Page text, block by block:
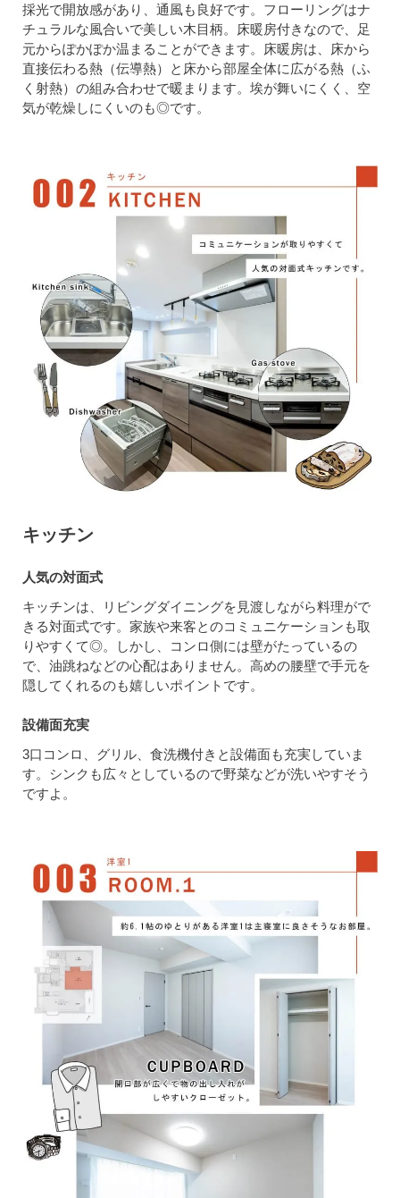
採光で開放感があり、通風も良好です。フローリングはナ
チュラルな風合いで美しい木目柄。床暖房付きなので、足
元からぽかぽか温まることができます。床暖房は、床から
直接伝わる熱（伝導熱）と床から部屋全体に広がる熱（ふ
く射熱）の組み合わせで暖まります。埃が舞いにくく、空
気が乾燥しにくいのも◎です。
キッチン
人気の対面式
キッチンは、リビングダイニングを見渡しながら料理がで
きる対面式です。家族や来客とのコミュニケーションも取
りやすくて◎。しかし、コンロ側には壁がたっているの
で、油跳ねなどの心配はありません。高めの腰壁で手元を
隠してくれるのも嬉しいポイントです。
設備面充実
3口コンロ、グリル、食洗機付きと設備面も充実していま
す。シンクも広々としているので野菜などが洗いやすそう
ですよ。